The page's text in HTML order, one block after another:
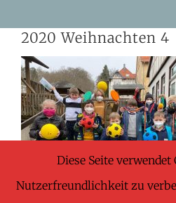
content
2020 Weihnachten 4
Diese Seite
Nutzerfreundlichkeit zu